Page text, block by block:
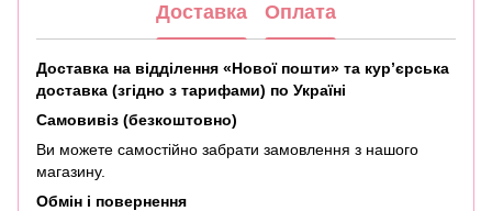
Доставка Оплата
Доставка на відділення «Нової пошти» та кур’єрська
доставка (згідно з тарифами) по Україні
Самовивіз (безкоштовно)
Ви можете самостійно забрати замовлення з нашого
магазину.
Обмін і повернення